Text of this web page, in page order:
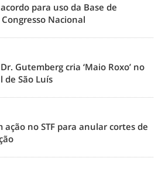
para uso da Base de
Nacional
Gutemberg cria ‘Maio Roxo’ no
São Luís
no STF para anular cortes de